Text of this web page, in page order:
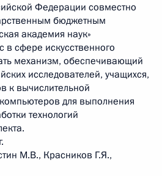
Федерации совместно
бюджетным
академия наук»
в сфере искусственного
механизм, обеспечивающий
исследователей, учащихся,
к вычислительной
для выполнения
технологий
М.В., Красников Г.Я.,